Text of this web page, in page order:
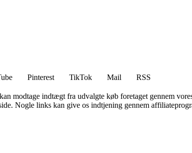
Pinterest TikTok Mail
RSS
modtage indtægt fra udvalgte køb foretaget gennem
Nogle links kan give os indtjening gennem